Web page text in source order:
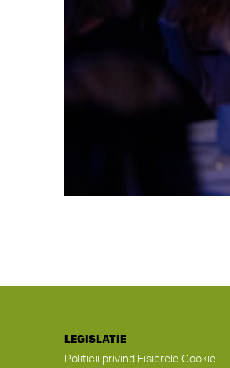
LEGISLATIE
Politicii privind Fisierele Cookie